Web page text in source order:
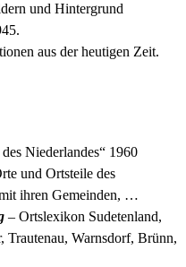
und Hintergrund
aus der heutigen Zeit.
Niederlandes“ 1960
und Ortsteile des
ihren Gemeinden, …
– Ortslexikon Sudetenland,
Trautenau, Warnsdorf, Brünn,